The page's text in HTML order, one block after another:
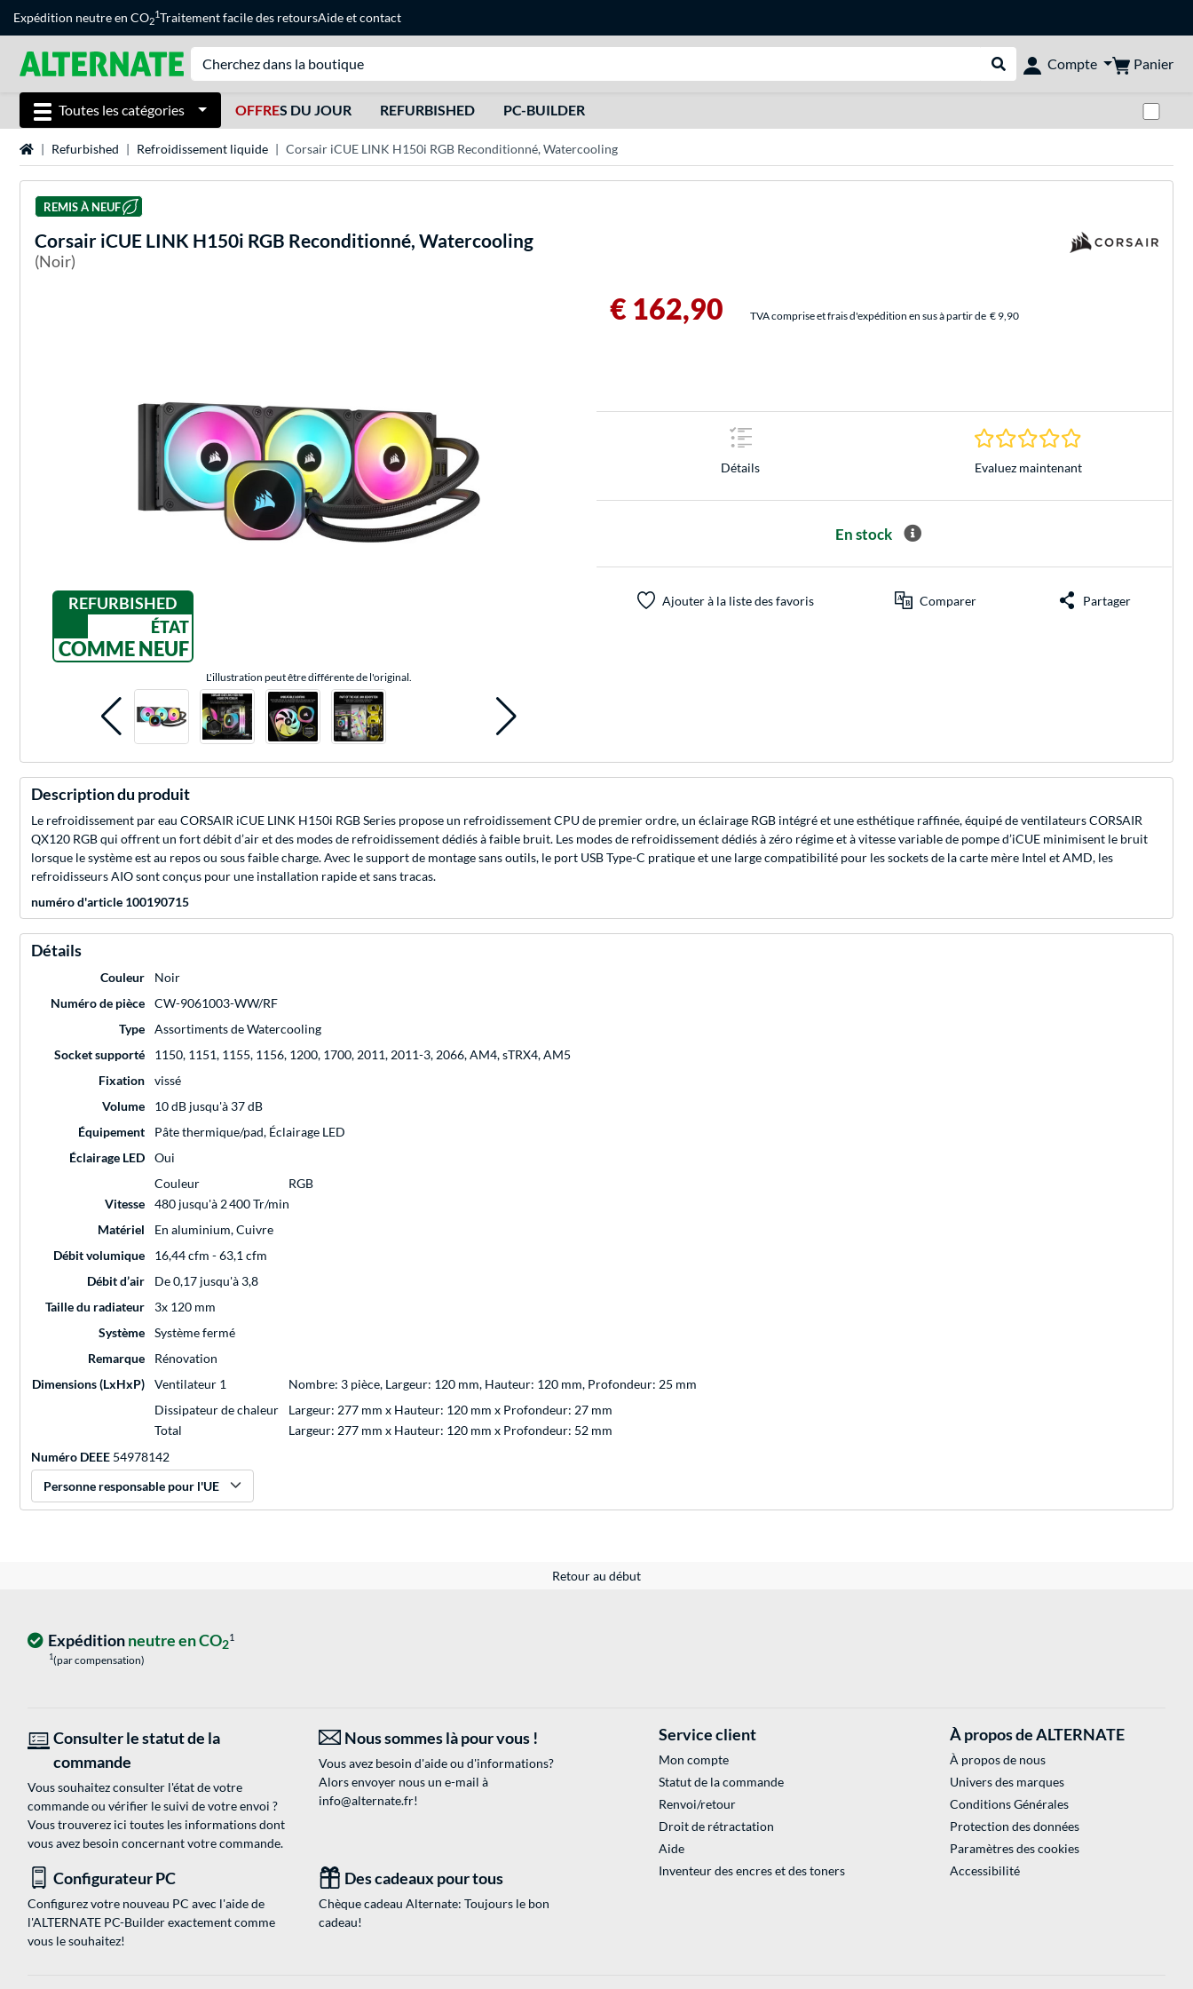
Expédition neutre en CO2
1Traitement facile des retoursAideetcontact
Rechercher dans le shop
Compte Panier
Toutes les catégories OFFRES DU JOUR REFURBISHED PC-BUILDER
Page d'accueil
Refurbished Refroidissement liquide Corsair iCUE LINK H150i RGB Reconditionné, Watercooling
REMIS À NEUF
Corsair iCUE LINK H150i RGB Reconditionné, Watercooling
(Noir)
REFURBISHED
ÉTAT
COMME NEUF
L'illustration peut être différente de l'original.
€ 162,90 TVA comprise et frais d'expédition en sus à partir de € 9,90
Détails
0.0 Étoiles à 0
Evaluez maintenant
En stock
Ajouter à la liste des favoris Comparer Partager
Description du produit
Le refroidissement par eau CORSAIR iCUE LINK H150i RGB Series propose un refroidissement CPU de premier ordre, un éclairage RGB intégré et une esthétique raffinée, équipé de ventilateurs CORSAIR
QX120 RGB qui offrent un fort débit d’air et des modes de refroidissement dédiés à faible bruit. Les modes de refroidissement dédiés à zéro régime et à vitesse variable de pompe d’iCUE minimisent le bruit
lorsque le système est au repos ou sous faible charge. Avec le support de montage sans outils, le port USB Type-C pratique et une large compatibilité pour les sockets de la carte mère Intel et AMD, les
refroidisseurs AIO sont conçus pour une installation rapide et sans tracas.
numéro d'article 100190715
Détails
Couleur
Noir
Numéro de pièce
CW-9061003-WW/RF
Type
Assortiments de Watercooling
Socket supporté
1150, 1151, 1155, 1156, 1200, 1700, 2011, 2011-3, 2066, AM4, sTRX4, AM5
Fixation
vissé
Volume
10 dB jusqu'à 37 dB
Équipement
Pâte thermique/pad, Éclairage LED
Éclairage LED
Oui
Couleur
RGB
Vitesse
480 jusqu'à 2 400 Tr/min
Matériel
En aluminium, Cuivre
Débit volumique
16,44 cfm - 63,1 cfm
Débit d’air
De 0,17 jusqu'à 3,8
Taille du radiateur
3x 120 mm
Système
Système fermé
Remarque
Rénovation
Dimensions (LxHxP)
Ventilateur 1
Nombre: 3 pièce, Largeur: 120 mm, Hauteur: 120 mm, Profondeur: 25 mm
Dissipateur de chaleur
Largeur: 277 mm x Hauteur: 120 mm x Profondeur: 27 mm
Total
Largeur: 277 mm x Hauteur: 120 mm x Profondeur: 52 mm
Numéro DEEE 54978142
Personne responsable pour l'UE
Retour au début
Expéditionneutre en CO21
1(par compensation)
Consulter le statut de la
commande
Vous souhaitez consulter l'état de votre
commande ou vérifier le suivi de votre envoi ?
Vous trouverez ici toutes les informations dont
vous avez besoin concernant votre commande.
Nous sommes là pour vous !
Vous avez besoin d'aide ou d'informations?
Alors envoyer nous un e-mail à
info@alternate.fr!
Configurateur PC
Configurez votre nouveau PC avec l'aide de
l'ALTERNATE PC-Builder exactement comme
vous le souhaitez!
Des cadeaux pour tous
Chèque cadeau Alternate: Toujours le bon
cadeau!
Service client
Mon compte
Statut de la commande
Renvoi/retour
Droit de rétractation
Aide
Inventeur des encres et des toners
À propos de ALTERNATE
À propos de nous
Univers des marques
Conditions Générales
Protection des données
Paramètres des cookies
Accessibilité